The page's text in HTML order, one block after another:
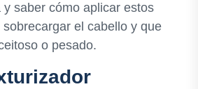
saber cómo aplicar estos
el cabello y que
o pesado.